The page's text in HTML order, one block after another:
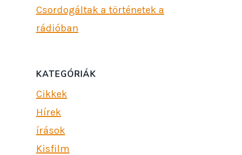
Csordogáltak a történetek a
rádióban
KATEGÓRIÁK
Cikkek
Hírek
írások
Kisfilm